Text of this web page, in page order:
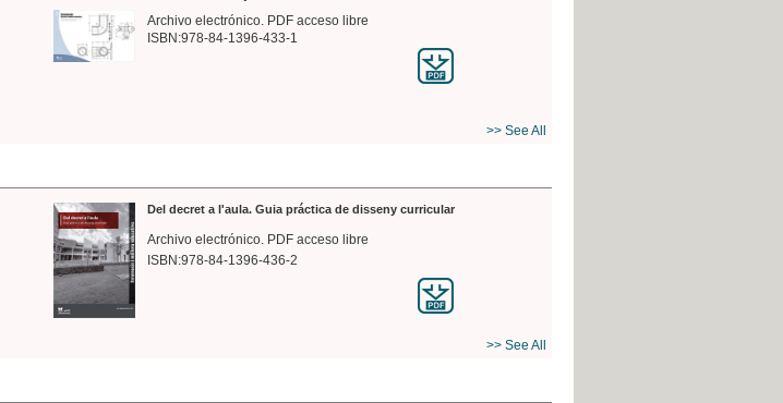
Archivo electrónico. PDF acceso libre
ISBN:978-84-1396-433-1
>> See All
Del decret a l'aula. Guia práctica de disseny curricular
Archivo electrónico. PDF acceso libre
ISBN:978-84-1396-436-2
>> See All